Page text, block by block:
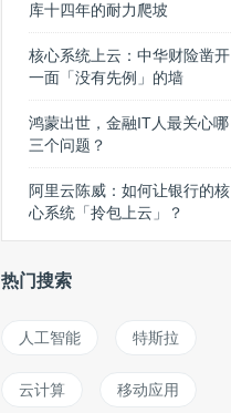
库十四年的耐力爬坡
核心系统上云：中华财险凿开
一面「没有先例」的墙
鸿蒙出世，金融IT人最关心哪
三个问题？
阿里云陈威：如何让银行的核
心系统「拎包上云」？
热门搜索
人工智能 特斯拉
云计算 移动应用